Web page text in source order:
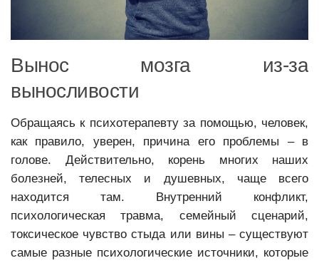
Вынос мозга из-за
выносливости
Обращаясь к психотерапевту за помощью, человек,
как правило, уверен, причина его проблемы – в
голове. Действительно, корень многих наших
болезней, телесных и душевных, чаще всего
находится там. Внутренний конфликт,
психологическая травма, семейный сценарий,
токсическое чувство стыда или вины – существуют
самые разные психологические источники, которые